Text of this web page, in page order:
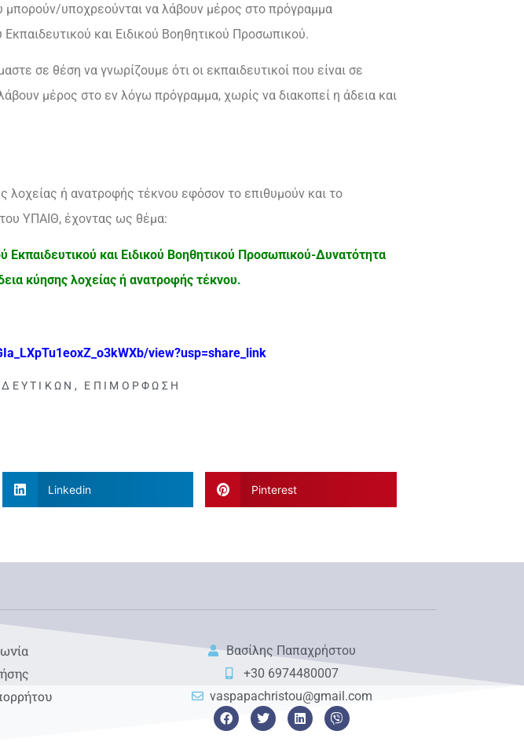
μπορούν/υποχρεούνται να λάβουν μέρος στο πρόγραμμα
και Ειδικού Βοηθητικού Προσωπικού.
σε θέση να γνωρίζουμε ότι οι εκπαιδευτικοί που είναι σε
μέρος στο εν λόγω πρόγραμμα, χωρίς να διακοπεί η άδεια και
λοχείας ή ανατροφής τέκνου εφόσον το επιθυμούν και το
ΥΠΑΙΘ, έχοντας ως θέμα:
και Ειδικού Βοηθητικού Προσωπικού-Δυνατότητα
κύησης λοχείας ή ανατροφής τέκνου.
view?usp=share_link
, ΕΠΙΜΌΡΦΩΣΗ
Linkedin Pinterest
Βασίλης Παπαχρήστου
+30 6974480007
vaspapachristou@gmail.com